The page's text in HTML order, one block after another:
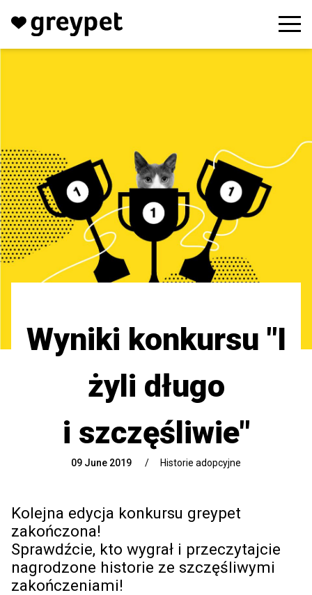
Wyniki konkursu "I
żyli długo
i szczęśliwie"
09 June 2019 / Historie adopcyjne
Kolejna edycja konkursu greypet
zakończona!
Sprawdźcie, kto wygrał i przeczytajcie
nagrodzone historie ze szczęśliwymi
zakończeniami!